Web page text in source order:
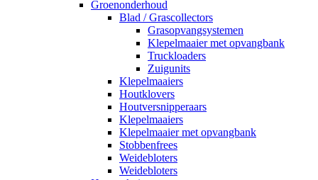
Groenonderhoud
Blad / Grascollectors
Grasopvangsystemen
Klepelmaaier met opvangbank
Truckloaders
Zuigunits
Klepelmaaiers
Houtklovers
Houtversnipperaars
Klepelmaaiers
Klepelmaaier met opvangbank
Stobbenfrees
Weidebloters
Weidebloters